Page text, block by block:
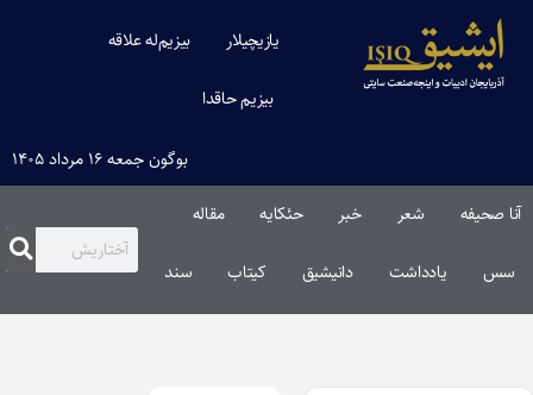
یازیچیلار بیزیم‌له علاقه
بیزیم حاقدا
بوگون جمعه ۱۶ مرداد ۱۴۰۵
آنا صحیفه شعر خبر حئکایه مقاله‌
سس یادداشت دانیشیق کیتاب سند